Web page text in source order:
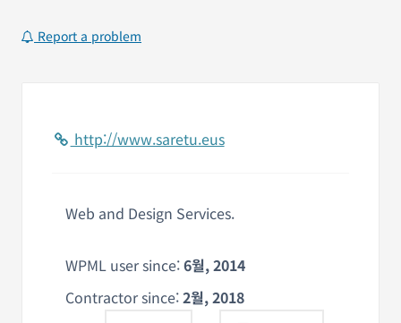
Report a problem
http://www.saretu.eus
Web and Design Services.
WPML user since:6월, 2014
Contractor since:2월, 2018